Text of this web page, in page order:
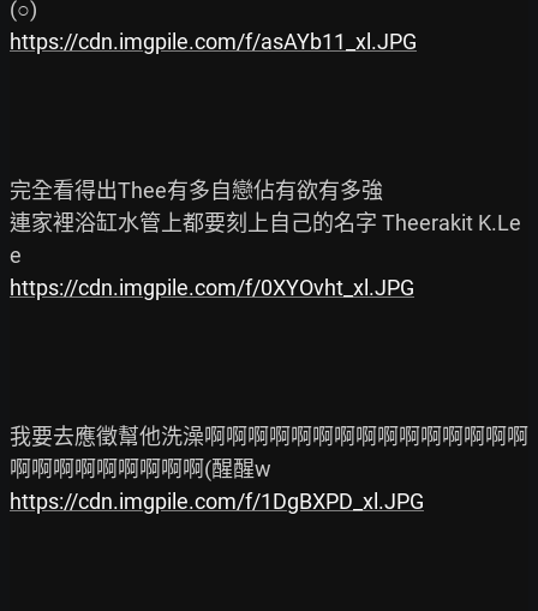
https://cdn.imgpile.com/f/asAYb11_xl.JPG
完全看得出Thee有多自戀佔有欲有多強
連家裡浴缸水管上都要刻上自己的名字 Theerakit K.Le
https://cdn.imgpile.com/f/0XYOvht_xl.JPG
我要去應徵幫他洗澡啊啊啊啊啊啊啊啊啊啊啊啊啊啊啊
https://cdn.imgpile.com/f/1DgBXPD_xl.JPG